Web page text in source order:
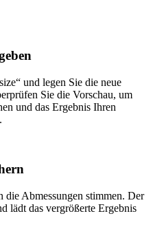
und legen Sie die neue
Sie die Vorschau, um
und das Ergebnis Ihren
Abmessungen stimmen. Der
lädt das vergrößerte Ergebnis